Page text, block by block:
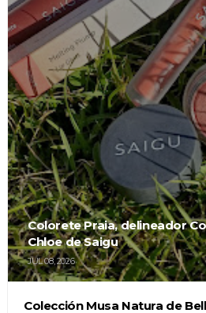
Colorete Praia, delineador
Chloe de Saigu
JUL 08, 2026
Colección Musa Natura de